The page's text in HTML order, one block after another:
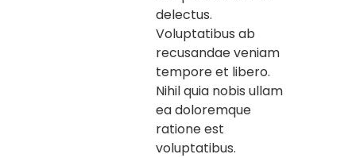
delectus.
Voluptatibus ab
recusandae veniam
tempore et libero.
Nihil quia nobis ullam
ea doloremque
ratione est
voluptatibus.